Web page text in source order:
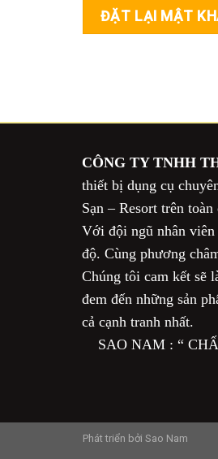
ĐẶT LẠI MẬT
CÔNG TY TNHH
thiết bị dụng cụ
Sạn – Resort trên
Với đội ngũ nhân
độ. Cùng phương
Chúng tôi cam kết sẽ
đem đến những sản
cả cạnh tranh nhất.
SAO NAM : “
Phát triển bởi Sao Nam